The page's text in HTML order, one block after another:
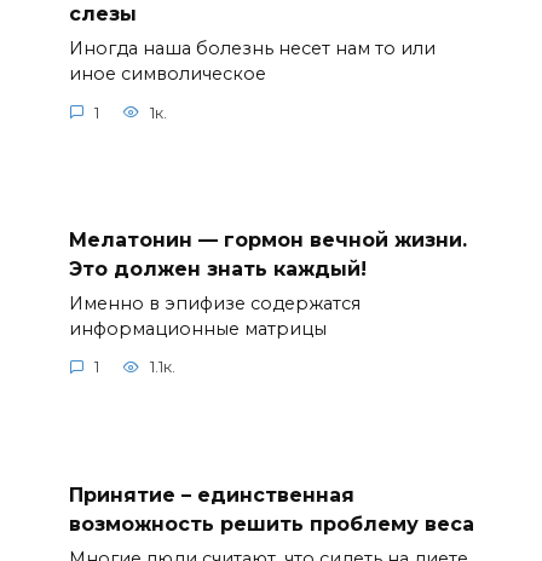
слезы
Иногда наша болезнь несет нам то или
иное символическое
1 1к.
Мелатонин — гормон вечной жизни.
Это должен знать каждый!
Именно в эпифизе содержатся
информационные матрицы
1 1.1к.
Принятие – единственная
возможность решить проблему веса